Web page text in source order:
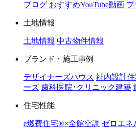
ブログ おすすめYouTube動画 プ
土地情報
土地情報 中古物件情報
ブランド・施工事例
デザイナーズハウス 社内設計住
ーズ 歯科医院･クリニック建築
住宅性能
e燃費住宅®︎×全館空調 ゼロエネ